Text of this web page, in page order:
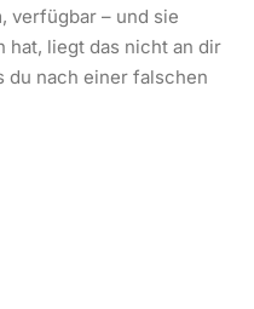
verfügbar – und sie
hat, liegt das nicht an dir
du nach einer falschen